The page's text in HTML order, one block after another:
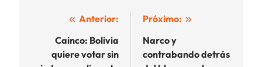
Navegación
entradas
Anterior:
Cainco: Bolivia
quiere votar sin
Próximo:
Narco y
contrabando detrás